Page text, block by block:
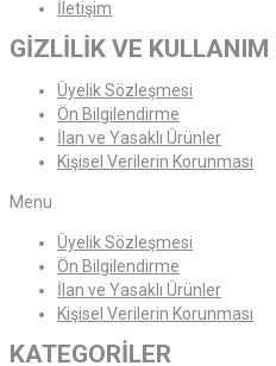
İletişim
GİZLİLİK VE KULLANIM
Üyelik Sözleşmesi
Ön Bilgilendirme
İlan ve Yasaklı Ürünler
Kişisel Verilerin Korunması
Menu
Üyelik Sözleşmesi
Ön Bilgilendirme
İlan ve Yasaklı Ürünler
Kişisel Verilerin Korunması
KATEGORİLER